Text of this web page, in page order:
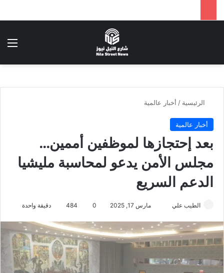
الرئيسية / أخبار عالمية
أخبار عالمية
بعد إحتجازها لموظفين أممين…
مجلس الأمن يدعو لمحاسبة مليشيا
الدعم السريع
الطيب علي
إلكترونيا
مارس 17, 2025 0
484 دقيقة واحدة